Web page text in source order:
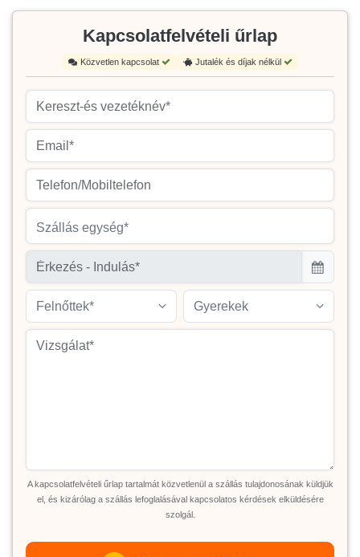
Kapcsolatfelvételi űrlap
Közvetlen kapcsolat Jutalék és díjak nélkül
Szállás egység*
Felnőttek* Gyerekek
A kapcsolatfelvételi űrlap tartalmát közvetlenül a szállás tulajdonosának küldjük
el, és kizárólag a szállás lefoglalásával kapcsolatos kérdések elküldésére
szolgál.